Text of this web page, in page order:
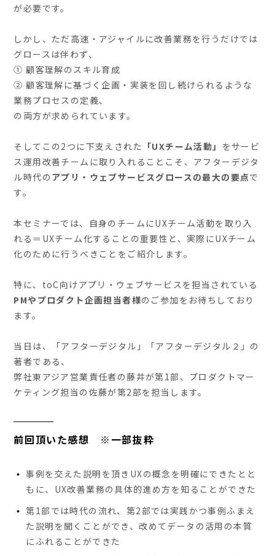
が必要です。
しかし、ただ高速・アジャイルに改善業務を行うだけでは
グロースは伴わず、
① 顧客理解のスキル育成
② 顧客理解に基づく企画・実装を回し続けられるような
業務プロセスの定義、
の両方が求められています。
そしてこの2つに下支えされた 「UXチーム活動」 をサービ
ス運用改善チームに取り入れることこそ、アフターデジタ
ル時代の アプリ・ウェブサービスグロースの最大の要点で
す。
本セミナーでは、自身のチームにUXチーム活動を取り入
れる＝UXチーム化することの重要性と、実際にUXチーム
化のために行うべきことをご紹介します。
特に、toC向けアプリ・ウェブサービスを担当されている
PMやプロダクト企画担当者様のご参加をお待ちしており
ます。
当日は、「アフターデジタル」「アフターデジタル２」の
著者である、
弊社東アジア営業責任者の藤井が第1部、プロダクトマー
ケティング担当の佐藤が第2部を担当します。
前回頂いた感想 ※一部抜粋
事例を交えた説明を頂きUXの概念を明確にできたとと
もに、UX改善業務の具体的進め方を知ることができた
第1部では時代の流れ、第2部では実践かつ事例ふまえ
た説明を聞くことができ、改めてデータの活用の本質
にふれることができた